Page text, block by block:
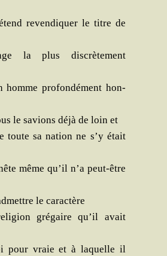
reven­di­quer le titre de
la plus dis­crè­te­ment
homme pro­fon­dé­ment hon­
le savions déjà de loin et
toute sa nation ne s’y était
même qu’il n’a peut-être
le caractère
gré­gaire qu’il avait
pour vraie et à laquelle il